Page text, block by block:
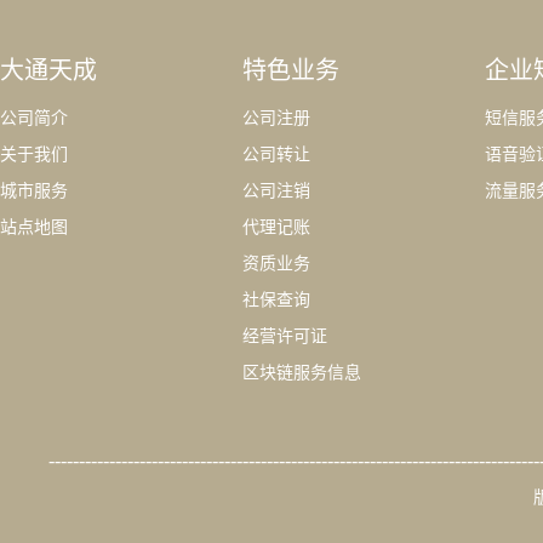
大通天成
公司简介
关于我们
城市服务
站点地图
特色业务
公司注册
公司转让
公司注销
代理记账
资质业务
社保查询
经营许可证
区块链服务信息
企业
短信服
语音验
流量服